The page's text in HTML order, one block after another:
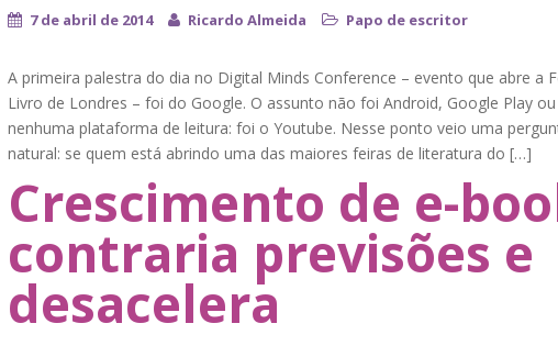
7 de abril de 2014 Ricardo Almeida Papo de escritor
A primeira palestra do dia no Digital Minds Conference – evento que abre a
Livro de Londres – foi do Google. O assunto não foi Android, Google Play ou
nenhuma plataforma de leitura: foi o Youtube. Nesse ponto veio uma
natural: se quem está abrindo uma das maiores feiras de literatura do […]
Crescimento de e-
contraria previsões e
desacelera